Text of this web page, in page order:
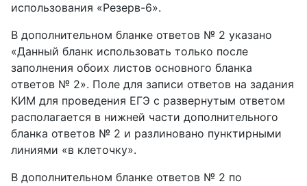
использования «Резерв-6».
В дополнительном бланке ответов № 2 указано
«Данный бланк использовать только после
заполнения обоих листов основного бланка
ответов № 2». Поле для записи ответов на задания
КИМ для проведения ЕГЭ с развернутым ответом
располагается в нижней части дополнительного
бланка ответов № 2 и разлиновано пунктирными
линиями «в клеточку».
В дополнительном бланке ответов № 2 по